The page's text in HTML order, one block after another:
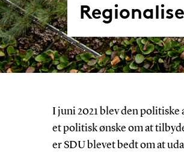
I juni 2021 blev den politiske
et politisk ønske om at
er SDU blevet bedt om at